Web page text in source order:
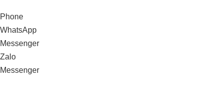
Phone
WhatsApp
Messenger
Zalo
Messenger